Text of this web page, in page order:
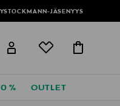
JÄSENYYS
% OUTLET